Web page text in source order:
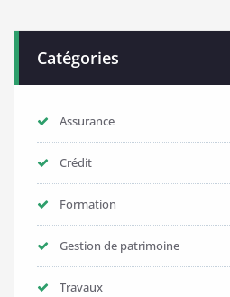
Catégories
Assurance
Crédit
Formation
Gestion de patrimoine
Travaux